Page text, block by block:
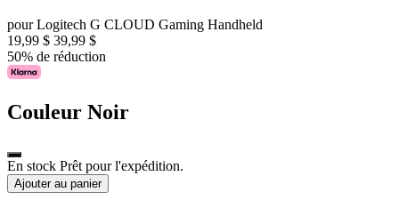
pour Logitech G CLOUD Gaming Handheld
19,99 $ 39,99 $
50% de réduction
Couleur Noir
En stock Prêt pour l'expédition.
Ajouter au panier